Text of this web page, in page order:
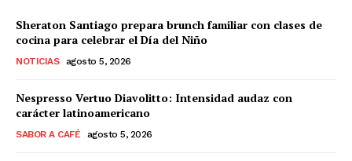
Sheraton Santiago prepara brunch familiar con clases de
cocina para celebrar el Día del Niño
NOTICIAS agosto 5, 2026
Nespresso Vertuo Diavolitto: Intensidad audaz con
carácter latinoamericano
SABOR A CAFÉ agosto 5, 2026